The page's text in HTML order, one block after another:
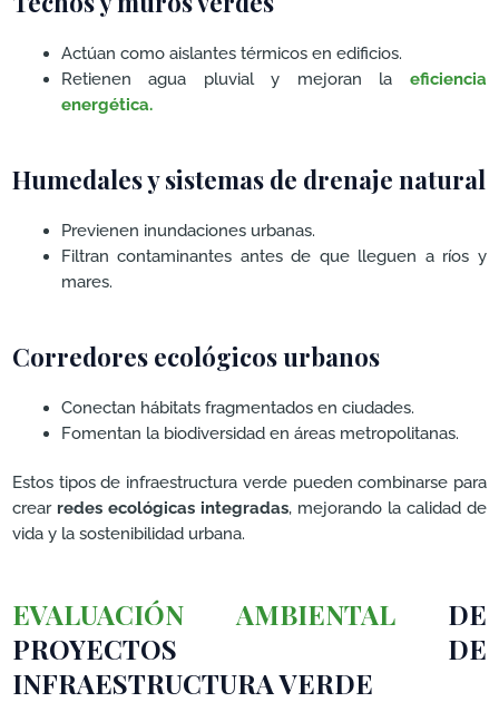
Actúan como aislantes térmicos en edificios.
Retienen agua pluvial y mejoran la eficiencia
energética.
Humedales y sistemas de drenaje natural
Previenen inundaciones urbanas.
Filtran contaminantes antes de que lleguen a ríos y
mares.
Corredores ecológicos urbanos
Conectan hábitats fragmentados en ciudades.
Fomentan la biodiversidad en áreas metropolitanas.
Estos tipos de infraestructura verde pueden combinarse para
crear redes ecológicas integradas, mejorando la calidad de
vida y la sostenibilidad urbana.
EVALUACIÓN AMBIENTALDE
PROYECTOS DE
INFRAESTRUCTURA VERDE